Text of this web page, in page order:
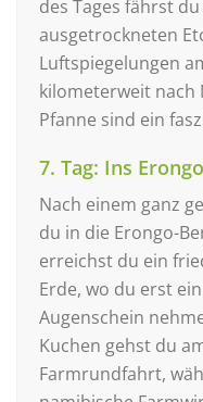
des Tages fährst
ausgetrockneten
Luftspiegelungen
kilometerweit nach
Pfanne sind ein
7. Tag: Ins
Nach einem ganz
du in die Erongo-
erreichst du ein
Erde, wo du erst
Augenschein
Kuchen gehst du
Farmrundfahrt,